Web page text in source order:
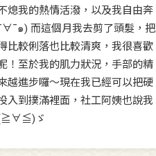
熄我的熱情活潑，以及我自由奔
๑) 而這個月我去剪了頭髮，把
比較俐落也比較清爽，我很喜歡
！至於我的肌力狀況，手部的精
越進步囉～現在我已經可以把硬
入到撲滿裡面，社工阿姨也說我
(≧∀≦)ゞ